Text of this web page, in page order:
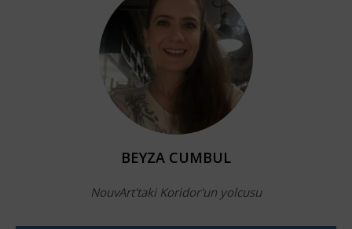
BEYZA CUMBUL
NouvArt'taki Koridor'un yolcusu